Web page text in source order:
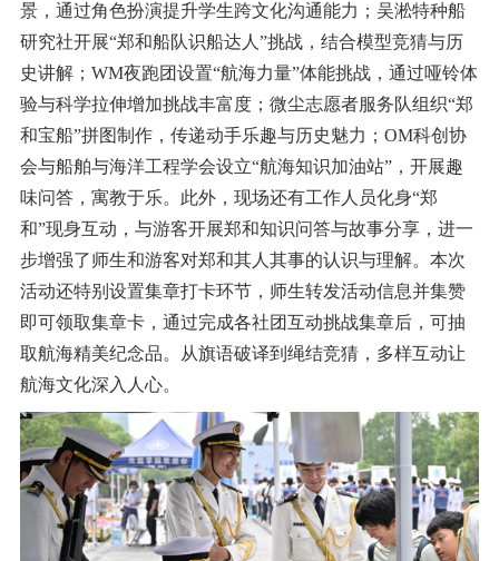
景，通过角色扮演提升学生跨文化沟通能力；吴淞特种船
研究社开展“郑和船队识船达人”挑战，结合模型竞猜与历
史讲解；WM夜跑团设置“航海力量”体能挑战，通过哑铃体
验与科学拉伸增加挑战丰富度；微尘志愿者服务队组织“郑
和宝船”拼图制作，传递动手乐趣与历史魅力；OM科创协
会与船舶与海洋工程学会设立“航海知识加油站”，开展趣
味问答，寓教于乐。此外，现场还有工作人员化身“郑
和”现身互动，与游客开展郑和知识问答与故事分享，进一
步增强了师生和游客对郑和其人其事的认识与理解。本次
活动还特别设置集章打卡环节，师生转发活动信息并集赞
即可领取集章卡，通过完成各社团互动挑战集章后，可抽
取航海精美纪念品。从旗语破译到绳结竞猜，多样互动让
航海文化深入人心。​